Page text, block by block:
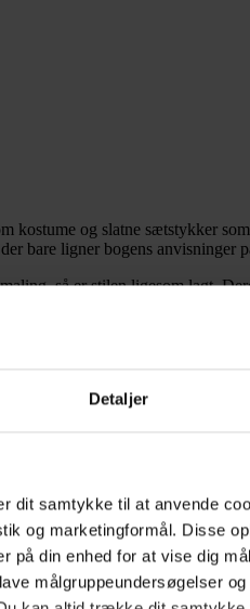
Detaljer
dit samtykke til at anvende
og marketingformål. Disse
på din enhed for at vise dig
målgruppeundersøgelser
kostume og slatne sætstykker
bare ligner bogens anvisninger
så er stilen ligesom lagt.
metal får hver deres afsnit, og
et stykke ståltråd, der
tudortid og
har brug for modeller og